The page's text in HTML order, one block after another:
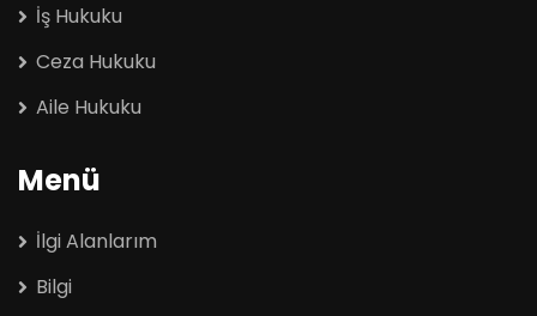
İş Hukuku
Ceza Hukuku
Aile Hukuku
Menü
İlgi Alanlarım
Bilgi